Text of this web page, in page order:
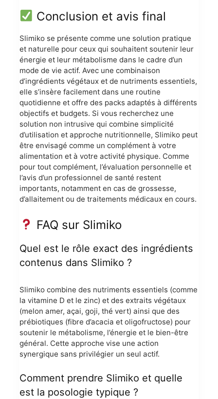
Conclusion et avis final
Slimiko se présente comme une solution pratique
et naturelle pour ceux qui souhaitent soutenir leur
énergie et leur métabolisme dans le cadre d’un
mode de vie actif. Avec une combinaison
d’ingrédients végétaux et de nutriments essentiels,
elle s’insère facilement dans une routine
quotidienne et offre des packs adaptés à différents
objectifs et budgets. Si vous recherchez une
solution non intrusive qui combine simplicité
d’utilisation et approche nutritionnelle, Slimiko peut
être envisagé comme un complément à votre
alimentation et à votre activité physique. Comme
pour tout complément, l’évaluation personnelle et
l’avis d’un professionnel de santé restent
importants, notamment en cas de grossesse,
d’allaitement ou de traitements médicaux en cours.
FAQ sur Slimiko
Quel est le rôle exact des ingrédients
contenus dans Slimiko ?
Slimiko combine des nutriments essentiels (comme
la vitamine D et le zinc) et des extraits végétaux
(melon amer, açai, goji, thé vert) ainsi que des
prébiotiques (fibre d’acacia et oligofructose) pour
soutenir le métabolisme, l’énergie et le bien-être
général. Cette approche vise une action
synergique sans privilégier un seul actif.
Comment prendre Slimiko et quelle
est la posologie typique ?